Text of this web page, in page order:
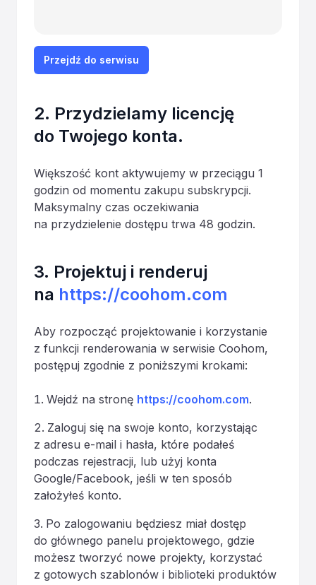
Przejdź do serwisu
2. Przydzielamy licencję
do Twojego konta.
Większość kont aktywujemy w przeciągu 1
godzin od momentu zakupu subskrypcji.
Maksymalny czas oczekiwania
na przydzielenie dostępu trwa 48 godzin.
3. Projektuj i renderuj
na https://coohom.com
Aby rozpocząć projektowanie i korzystanie
z funkcji renderowania w serwisie Coohom,
postępuj zgodnie z poniższymi krokami:
Wejdź na stronę https://coohom.com.
Zaloguj się na swoje konto, korzystając
z adresu e-mail i hasła, które podałeś
podczas rejestracji, lub użyj konta
Google/Facebook, jeśli w ten sposób
założyłeś konto.
Po zalogowaniu będziesz miał dostęp
do głównego panelu projektowego, gdzie
możesz tworzyć nowe projekty, korzystać
z gotowych szablonów i biblioteki produktów